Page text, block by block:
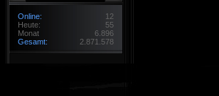
Online:
12
Heute:
55
Monat
6.896
Gesamt:
2.871.578